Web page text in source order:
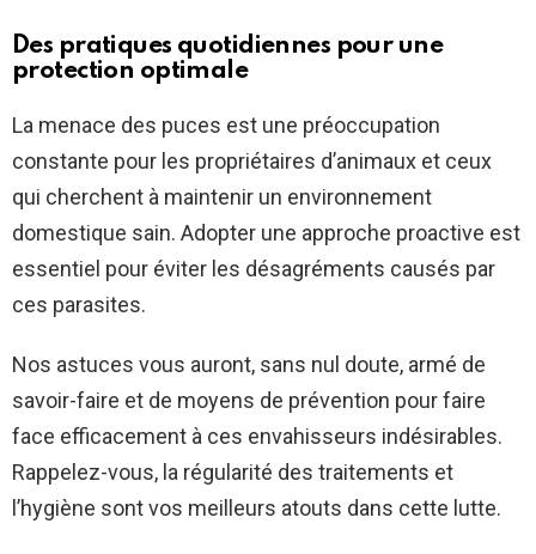
Des pratiques quotidiennes pour une
protection optimale
La menace des puces est une préoccupation
constante pour les propriétaires d’animaux et ceux
qui cherchent à maintenir un environnement
domestique sain. Adopter une approche proactive est
essentiel pour éviter les désagréments causés par
ces parasites.
Nos astuces vous auront, sans nul doute, armé de
savoir-faire et de moyens de prévention pour faire
face efficacement à ces envahisseurs indésirables.
Rappelez-vous, la régularité des traitements et
l’hygiène sont vos meilleurs atouts dans cette lutte.